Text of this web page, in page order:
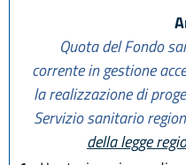
Quota del Fondo
corrente in gestione
la realizzazione di
Servizio sanitario
della legge